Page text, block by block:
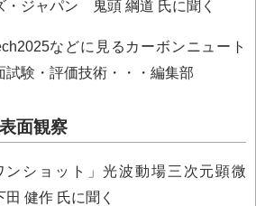
・ジャパン 鬼頭 綱道 氏に聞く
などに見るカーボンニュート
試験・評価技術・・・編集部
面観察
ショット」光波動場三次元顕微
健作 氏に聞く